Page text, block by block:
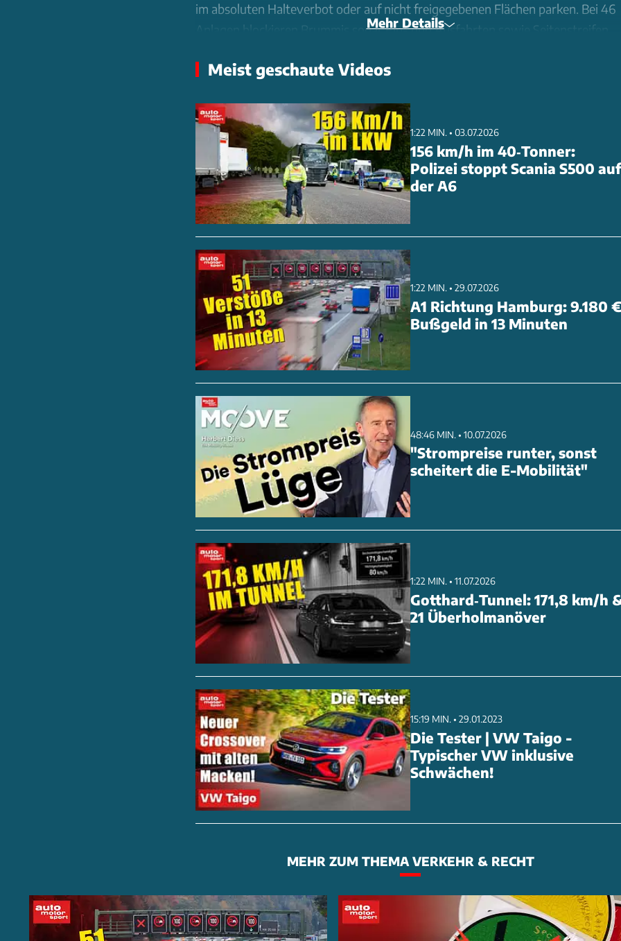
im absoluten Halteverbot oder auf nicht freigegebenen Flächen parken. Bei 46
Anlagen blockieren Brummis sogar Ein- und Ausfahrten sowie Seitenstreifen.
der BGL die aktuelle Lücke auf 40.000 Stellplätze. Der Fünf-Punkte-Plan des
2025 sollen weitere 7.000 folgen. Innovative Lösungen wie telematische
Parkverfahren sind erst an vier Standorten in Betrieb. Besonders effektiv: Das
Kolonnenparken auf der Rastanlage Inntal West (A93), wo sich die Kapazität
von 62 auf 93 Stellplätze erhöhte.
Mehr Details
Meist geschaute Videos
1:22 MIN. • 03.07.2026
156 km/h im 40‑Tonner:
Polizei stoppt Scania S500 auf
der A6
1:22 MIN. • 29.07.2026
A1 Richtung Hamburg: 9.180 €
Bußgeld in 13 Minuten
48:46 MIN. • 10.07.2026
"Strompreise runter, sonst
scheitert die E-Mobilität"
1:22 MIN. • 11.07.2026
Gotthard‑Tunnel: 171,8 km/h
21 Überholmanöver
15:19 MIN. • 29.01.2023
Die Tester | VW Taigo -
Typischer VW inklusive
Schwächen!
MEHR ZUM THEMA VERKEHR & RECHT